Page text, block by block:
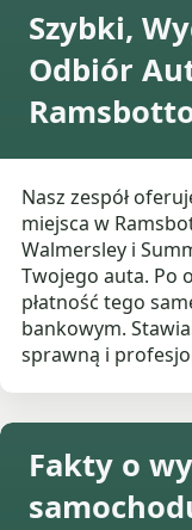
Szybki,
Odbiór
Nasz zespół
miejsca w
Walmersley i
Twojego auta. Po
płatność tego
bankowym.
sprawną i
Fakty o